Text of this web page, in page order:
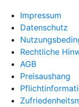
Impressum
Datenschutz
Rechtliche
AGB
Preisaushang